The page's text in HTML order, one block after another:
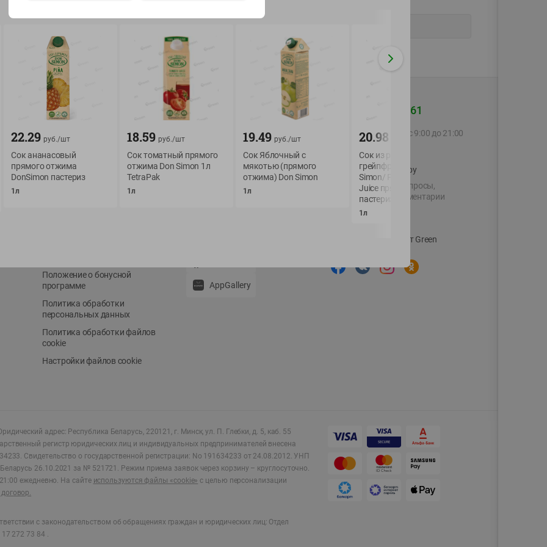
О сервисе
Условия доставки
Возврат товара
Положение о бонусной
программе
Политика обработки
персональных данных
Политика обработки файлов
cookie
Настройки файлов cookie
История покупок
AppGallery
+375 44 560-60-61
Call-центр работает с 9:00 до 21:00
ежедневно
shop@green-market.by
Пишите нам свои вопросы,
предложения и комментарии
Корпоративный сайт Green
адрес: Республика Беларусь, 220121, г. Минск, ул. П. Глебки, д. 5, каб. 55
регистр юридических лиц и индивидуальных предпринимателей внесена
Свидетельство о государственной регистрации: No 191634233 от 24.08.2012. УНП
26.10.2021 за № 521721. Режим приема заявок через корзину – круглосуточно.
ежедневно. На сайте используются файлы «cookie» с целью персонализации
с законодательством об обращениях граждан и юридических лиц: Отдел
272 73 84 .
22.29 руб./шт
Сок ананасовый
прямого отжима
DonSimon пастериз
1л
18.59 руб./шт
Сок томатный прямого
отжима Don Simon 1л
TetraPak
1л
19.49 руб./шт
Сок Яблочный с
мякотью (прямого
отжима) Don Simon
1л
20.98
Сок из розового
грейпфрута с мяк Don
Simon/ Pink Grapefruit
Juice прямого отжима
пастериз 1л TetraPak
1л